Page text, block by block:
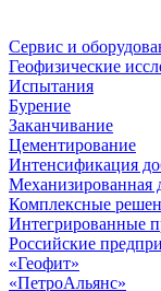
Сервис и
Геофизические
Испытания
Бурение
Заканчивание
Цементирование
Интенсификация
Механизированная
Комплексные
Интегрированные
Российские
«Геофит»
«ПетроАльянс»